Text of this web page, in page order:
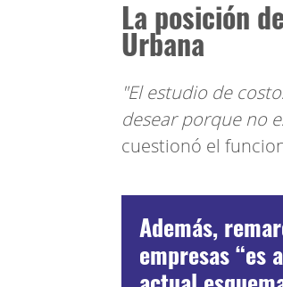
La posición
Urbana
"El estudio de
desear porque no
cuestionó el
Además,
empresas “es